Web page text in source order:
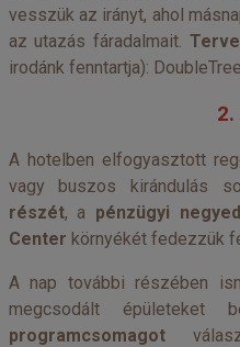
vesszük az irányt, ahol
az utazás fáradalmait.
irodánk fenntartja):
2.
A hotelben elfogyasztott
vagy buszos kirándulás
részét, a pénzügyi negyed
Center környékét fedezzük
A nap további részében
megcsodált
programcsomagot